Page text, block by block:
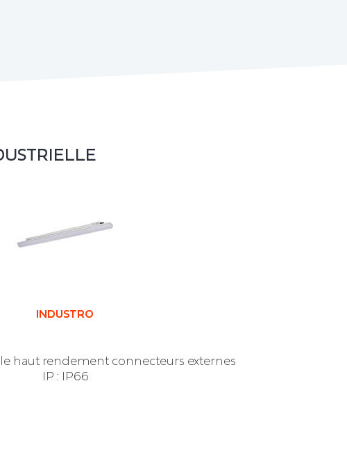
INDUSTRO
haut rendement connecteurs externes
IP : IP66